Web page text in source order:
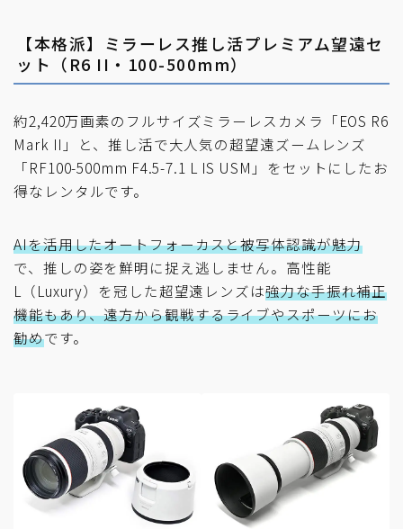
【本格派】ミラーレス推し活プレミアム望遠セ
ット（R6 II・100-500mm）
約2,420万画素のフルサイズミラーレスカメラ「EOS R6
Mark II」と、推し活で大人気の超望遠ズームレンズ
「RF100-500mm F4.5-7.1 L IS USM」をセットにしたお
得なレンタルです。
AIを活用したオートフォーカスと被写体認識が魅力
で、推しの姿を鮮明に捉え逃しません。高性能
L（Luxury）を冠した超望遠レンズは強力な手振れ補正
機能もあり、遠方から観戦するライブやスポーツにお
勧めです。